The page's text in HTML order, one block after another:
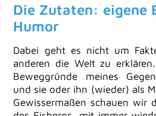
Die Zutaten: eigene
Humor
Dabei geht es nicht um
anderen die Welt zu
Beweggründe meines
und sie oder ihn (wieder) als
Gewissermaßen schauen wir